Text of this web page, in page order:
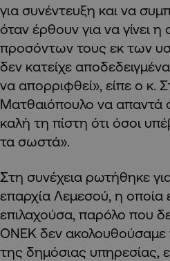
για συνέντευξη και να
όταν έρθουν για να γίνει
προσόντων τους εκ των
δεν κατείχε
να απορριφθεί», είπε ο κ.
Ματθαιόπουλο να απαντά
καλή τη πίστη ότι όσοι
τα σωστά».
Στη συνέχεια ρωτήθηκε
επαρχία Λεμεσού, η οποία
επιλαχούσα, παρόλο που
ΟΝΕΚ δεν ακολουθούσαμε
της δημόσιας υπηρεσίας,